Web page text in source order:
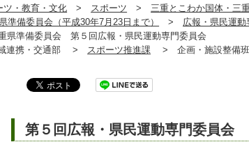
ツ・教育・文化 > スポーツ > 三重とこわか国体・三
準備委員会（平成30年7月23日まで）
> 広報・県民運動
県準備委員会 第５回広報・県民運動専門委員会
連携・交通部 > スポーツ推進課 > 企画・施設整備
第５回広報・県民運動専門委員会